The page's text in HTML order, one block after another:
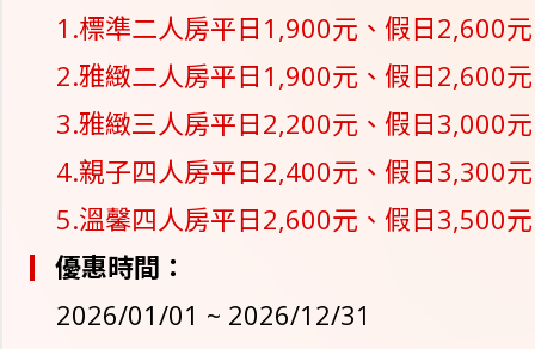
1.標準二人房平日1,900元、假日2,600元
2.雅緻二人房平日1,900元、假日2,600元
3.雅緻三人房平日2,200元、假日3,000元
4.親子四人房平日2,400元、假日3,300元
5.溫馨四人房平日2,600元、假日3,500元
優惠時間：
2026/01/01 ~ 2026/12/31